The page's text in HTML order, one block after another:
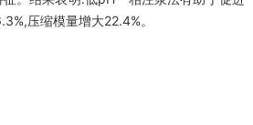
压缩模量增大22.4%。